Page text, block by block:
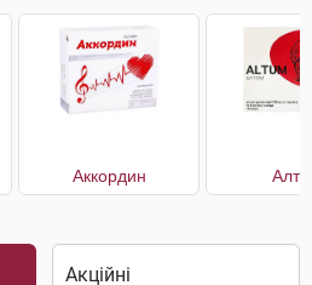
Аккордин